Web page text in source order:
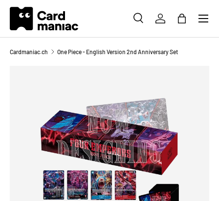
DIREKT ZUM INHALT
SUCHEEINLOGGEN
Menü
Cardmaniac.ch One Piece - English Version 2nd Anniversary Set